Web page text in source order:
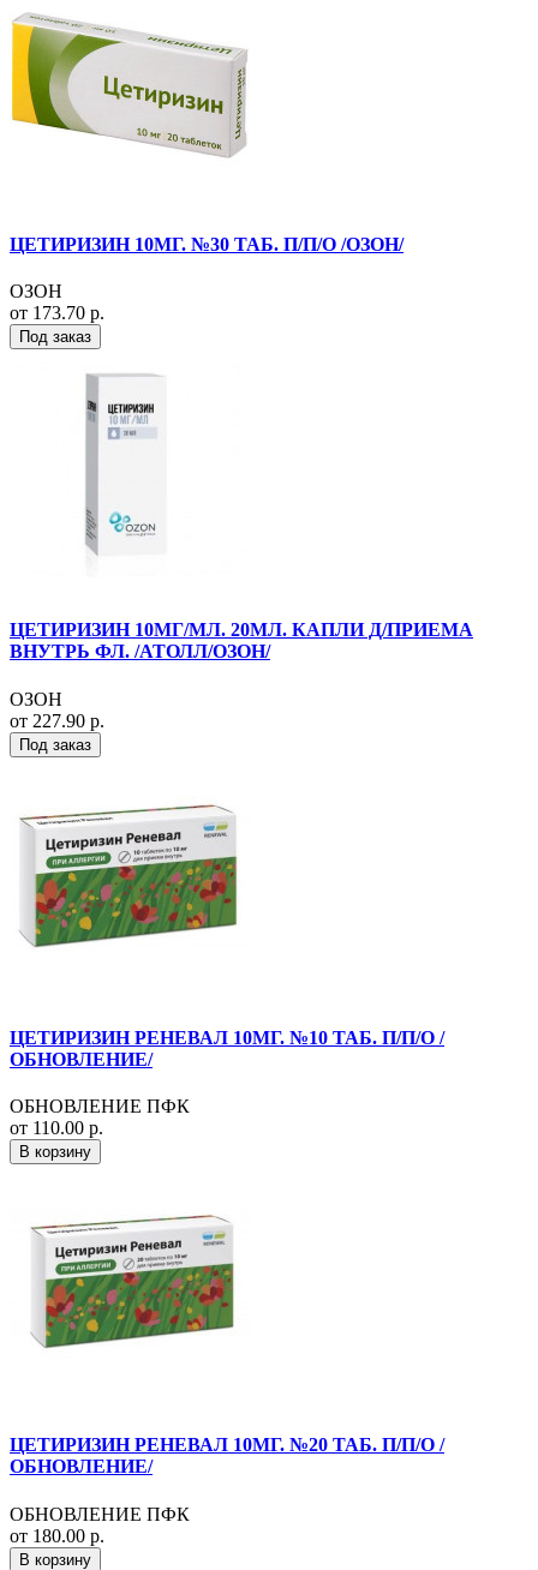
ЦЕТИРИЗИН 10МГ. №30 ТАБ. П/П/О /ОЗОН/
ОЗОН
от 173.70 р.
Под заказ
ЦЕТИРИЗИН 10МГ/МЛ. 20МЛ. КАПЛИ Д/ПРИЕМА
ВНУТРЬ ФЛ. /АТОЛЛ/ОЗОН/
ОЗОН
от 227.90 р.
Под заказ
ЦЕТИРИЗИН РЕНЕВАЛ 10МГ. №10 ТАБ. П/П/О /
ОБНОВЛЕНИЕ/
ОБНОВЛЕНИЕ ПФК
от 110.00 р.
В корзину
ЦЕТИРИЗИН РЕНЕВАЛ 10МГ. №20 ТАБ. П/П/О /
ОБНОВЛЕНИЕ/
ОБНОВЛЕНИЕ ПФК
от 180.00 р.
В корзину